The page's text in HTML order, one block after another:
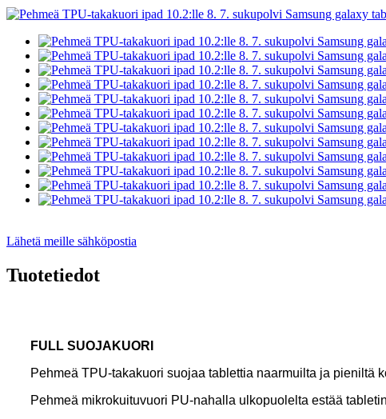
Lähetä meille sähköpostia
Tuotetiedot
FULL SUOJAKUORI
Pehmeä TPU-takakuori suojaa tablettia naarmuilta ja pieniltä
Pehmeä mikrokuituvuori PU-nahalla ulkopuolelta estää